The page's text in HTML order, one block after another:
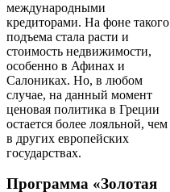
международными
кредиторами. На фоне такого
подъема стала расти и
стоимость недвижимости,
особенно в Афинах и
Салониках. Но, в любом
случае, на данный момент
ценовая политика в Греции
остается более лояльной, чем
в других европейских
государствах.
Программа «Золотая